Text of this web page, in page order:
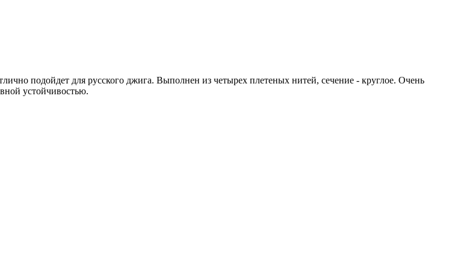
подойдет для русского джига. Выполнен из четырех плетеных нитей, сечение - круглое. Очень
устойчивостью.